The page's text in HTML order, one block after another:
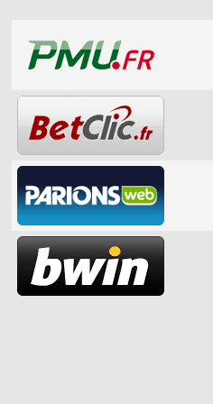
LES STADES
HISTORIQUE
COUPE DES CONFÉDÉRATIONS